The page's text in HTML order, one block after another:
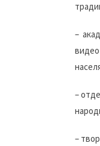
–
–
–